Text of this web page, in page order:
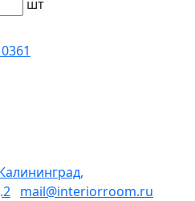
шт
mail@interiorroom.ru